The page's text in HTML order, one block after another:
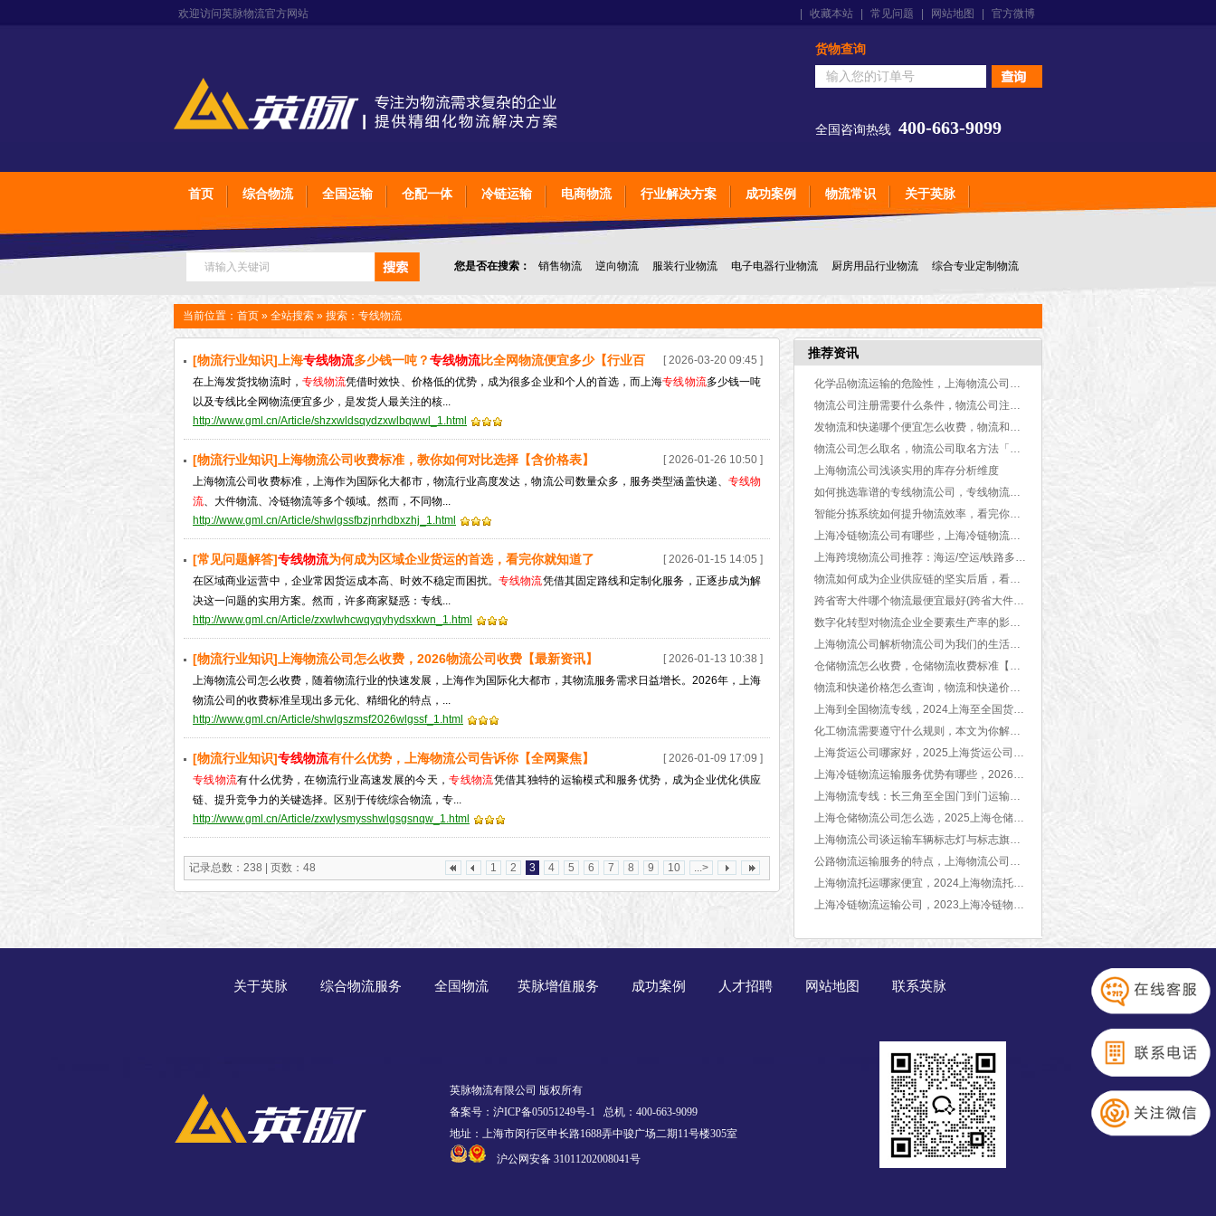
欢迎访问英脉物流官方网站 收藏本站 常见问题 网站地图 官方微博
货物查询
全国咨询热线 400-663-9099
首页 综合物流 全国运输 仓配一体 冷链运输 电商物流 行业解决方案 成功案例 物流常识 关于英脉
您是否在搜索： 销售物流 逆向物流 服装行业物流 电子电器行业物流 厨房用品行业物流 综合专业定制物流
上海石家庄太原物流 物流公司
物流运输时效
当前位置： 首页 » 全站搜索 » 搜索：专线物流
[物流行业知识]上海专线物流多少钱一吨？专线物流比全网物流便宜多少【行业百
科】
[ 2026-03-20 09:45 ]
在上海发货找物流时， 专线物流凭借时效快、价格低的优势，成为很多企业和个人的首选，而上海专线物流多少钱一吨
以及专线比全网物流便宜多少，是发货人最关注的核...
http://www.gml.cn/Article/shzxwldsqydzxwlbqwwl_1.html
[物流行业知识]上海物流公司收费标准，教你如何对比选择【含价格表】
[ 2026-01-26 10:50 ]
上海物流公司收费标准，上海作为国际化大都市，物流行业高度发达，物流公司数量众多，服务类型涵盖快递、 专线物
流、大件物流、冷链物流等多个领域。然而，不同物...
http://www.gml.cn/Article/shwlgssfbzjnrhdbxzhj_1.html
[常见问题解答]专线物流为何成为区域企业货运的首选，看完你就知道了
[ 2026-01-15 14:05 ]
在区域商业运营中，企业常因货运成本高、时效不稳定而困扰。专线物流凭借其固定路线和定制化服务，正逐步成为解
决这一问题的实用方案。然而，许多商家疑惑：专线...
http://www.gml.cn/Article/zxwlwhcwqyqyhydsxkwn_1.html
[物流行业知识]上海物流公司怎么收费，2026物流公司收费【最新资讯】
[ 2026-01-13 10:38 ]
上海物流公司怎么收费，随着物流行业的快速发展，上海作为国际化大都市，其物流服务需求日益增长。2026年，上海
物流公司的收费标准呈现出多元化、精细化的特点，...
http://www.gml.cn/Article/shwlgszmsf2026wlgssf_1.html
[物流行业知识]专线物流有什么优势，上海物流公司告诉你【全网聚焦】
[ 2026-01-09 17:09 ]
专线物流有什么优势，在物流行业高速发展的今天，专线物流凭借其独特的运输模式和服务优势，成为企业优化供应
链、提升竞争力的关键选择。区别于传统综合物流，专...
http://www.gml.cn/Article/zxwlysmysshwlgsgsnqw_1.html
记录总数：238 | 页数：48 1 2 3 4 5 6 7 8 9 10 ...>
推荐资讯
化学品物流运输的危险性，上海物流公司告诉您
物流公司注册需要什么条件，物流公司注册方法「经验之谈」
发物流和快递哪个便宜怎么收费，物流和快递价格对比「含价格表」
物流公司怎么取名，物流公司取名方法「名字大全」
上海物流公司浅谈实用的库存分析维度
如何挑选靠谱的专线物流公司，专线物流公司推荐[2025推荐]
智能分拣系统如何提升物流效率，看完你就知道了[最新更新]
上海冷链物流公司有哪些，上海冷链物流公司排行【全网更新】
上海跨境物流公司推荐：海运/空运/铁路多式联运【行业百科】
物流如何成为企业供应链的坚实后盾，看完你就知道了[今日更新]
跨省寄大件哪个物流最便宜最好(跨省大件物品怎么寄划算)
数字化转型对物流企业全要素生产率的影响：理论机制与实证检验
上海物流公司解析物流公司为我们的生活提供了哪些便利，看完本文你就知道了【全网解说】
仓储物流怎么收费，仓储物流收费标准【今日更新】
物流和快递价格怎么查询，物流和快递价格区别「含价格表」
上海到全国物流专线，2024上海至全国货运公司[全网推荐]
化工物流需要遵守什么规则，本文为你解答【行业资讯】
上海货运公司哪家好，2025上海货运公司推荐【最新更新】
上海冷链物流运输服务优势有哪些，2026上海冷链物流运输【最新更新】
上海物流专线：长三角至全国门到门运输解决方案【最新更新】
上海仓储物流公司怎么选，2025上海仓储物流公司推荐[最新推荐]
上海物流公司谈运输车辆标志灯与标志旗的讲解
公路物流运输服务的特点，上海物流公司告诉您
上海物流托运哪家便宜，2024上海物流托运公司推荐【最新推荐】
上海冷链物流运输公司，2023上海冷链物运输公司推荐[最新推荐]
关于英脉 综合物流服务 全国物流 英脉增值服务 成功案例 人才招聘 网站地图 联系英脉
英脉物流有限公司 版权所有
备案号：沪ICP备05051249号-1 总机：400-663-9099
地址：上海市闵行区申长路1688弄中骏广场二期11号楼305室
沪公网安备 31011202008041号